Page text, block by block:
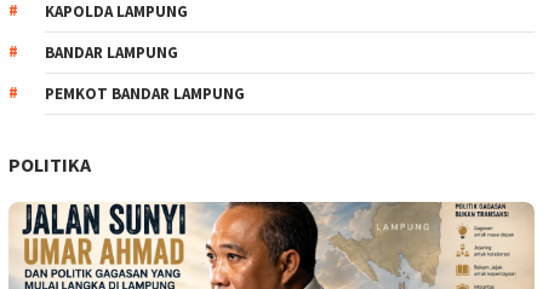
KAPOLDA LAMPUNG
BANDAR LAMPUNG
PEMKOT BANDAR LAMPUNG
POLITIKA